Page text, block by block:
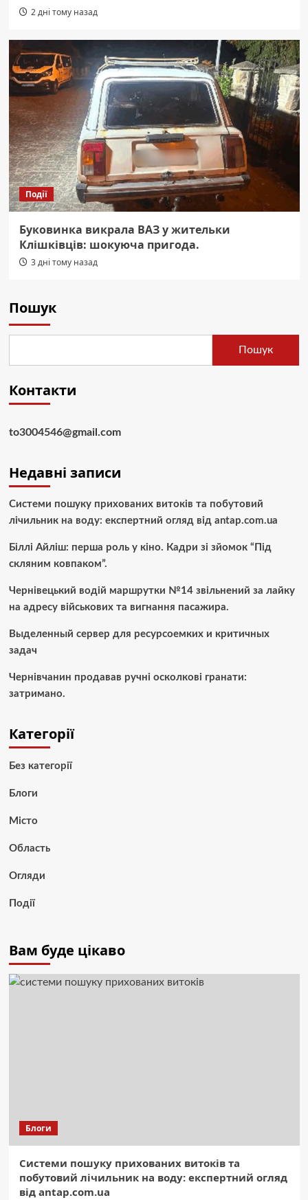
2 дні тому назад
Події
Буковинка викрала ВАЗ у жительки
Клішківців: шокуюча пригода.
3 дні тому назад
Пошук
Пошук
Контакти
to3004546@gmail.com
Недавні записи
Системи пошуку прихованих витоків та побутовий
лічильник на воду: експертний огляд від antap.com.ua
Біллі Айліш: перша роль у кіно. Кадри зі зйомок “Під
скляним ковпаком”.
Чернівецький водій маршрутки №14 звільнений за лайку
на адресу військових та вигнання пасажира.
Выделенный сервер для ресурсоемких и критичных
задач
Чернівчанин продавав ручні осколкові гранати:
затримано.
Категорії
Без категорії
Блоги
Місто
Область
Огляди
Події
Вам буде цікаво
Блоги
Системи пошуку прихованих витоків та
побутовий лічильник на воду: експертний огляд
від antap.com.ua